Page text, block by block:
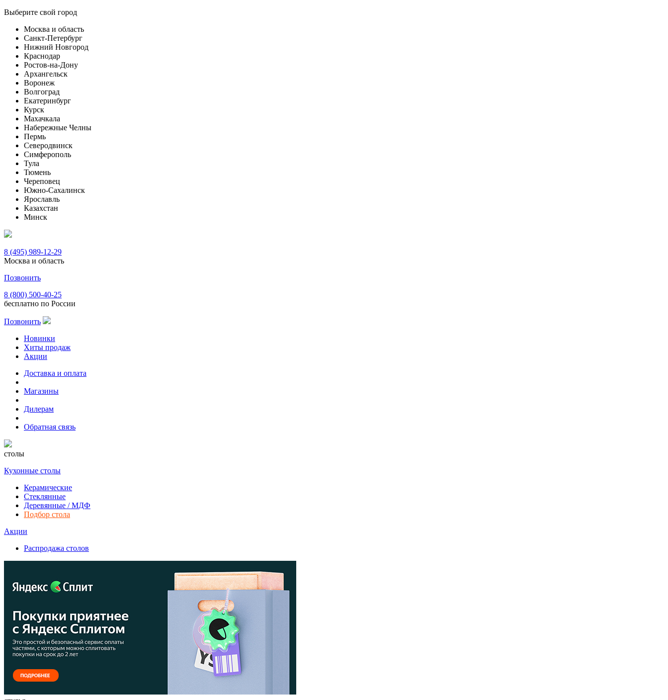
Выберите свой город
Москва и область
Санкт-Петербург
Нижний Новгород
Краснодар
Ростов-на-Дону
Архангельск
Воронеж
Волгоград
Екатеринбург
Курск
Махачкала
Набережные Челны
Пермь
Северодвинск
Симферополь
Тула
Тюмень
Череповец
Южно-Сахалинск
Ярославль
Казахстан
Минск
8 (495) 989-12-29
Москва и область
Позвонить
8 (800) 500-40-25
бесплатно по России
Позвонить
Новинки
Хиты продаж
Акции
Доставка и оплата
Магазины
Дилерам
Обратная связь
столы
Кухонные столы
Керамические
Стеклянные
Деревянные / МДФ
Подбор стола
Акции
Распродажа столов